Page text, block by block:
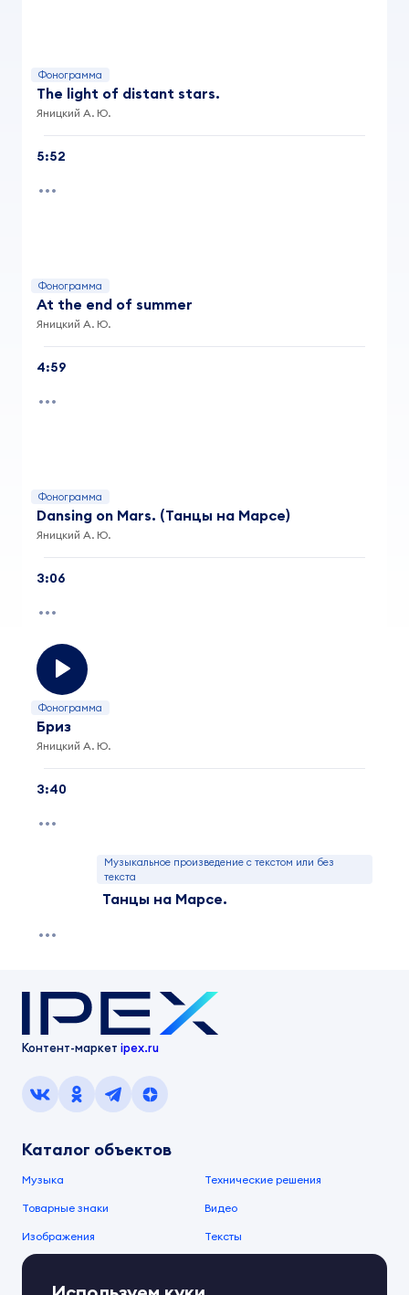
Фонограмма
The light of distant stars.
Яницкий А. Ю.
5:52
Фонограмма
At the end of summer
Яницкий А. Ю.
4:59
Фонограмма
Dansing on Mars. (Танцы на Марсе)
Яницкий А. Ю.
3:06
Фонограмма
Бриз
Яницкий А. Ю.
3:40
Музыкальное произведение с текстом или без
текста
Танцы на Марсе.
Контент-маркет ipex.ru
Каталог объектов
Музыка Технические решения
Товарные знаки Видео
Изображения Тексты
О компании